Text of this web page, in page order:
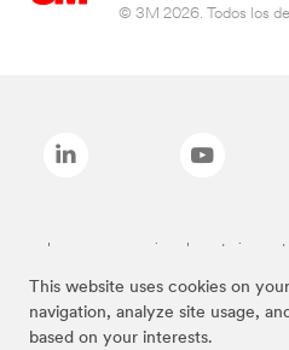
This website uses cookies on
navigation, analyze site usage,
based on your interests.
© 3M 2026. Todos los
Las marcas mencionadas